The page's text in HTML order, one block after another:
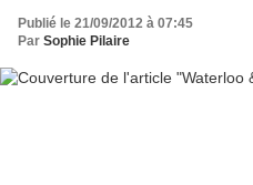
Publié le 21/09/2012 à 07:45
Par Sophie Pilaire